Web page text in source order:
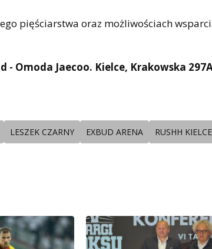
pięściarstwa oraz możliwościach
- Omoda Jaecoo. Kielce, Krakowska
LESZEK CZARNY EXBUD ARENA RUSHH KIELCE